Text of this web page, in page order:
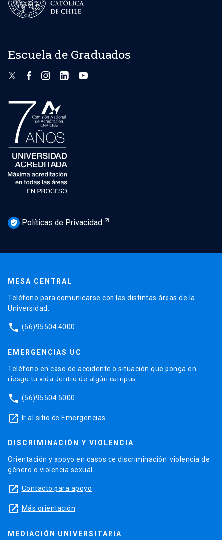
Escuela de Graduados
verified_user Políticas de Privacidad
MESA CENTRAL
Teléfono para comunicarse con las distintas áreas de la
Universidad.
phone (56)95504 4000
EMERGENCIAS UC
Teléfono en caso de accidente o situación que ponga en
riesgo tu vida dentro de algún campus.
phone (56)95504 5000
launch Ir al sitio de Emergencias
DISCRIMINACIÓN Y VIOLENCIA
Orientación y apoyo en casos de discriminación, violencia de
género o violencia sexual.
launch Contacto para apoyo
launch Más orientación
MEDIACIÓN UNIVERSITARIA